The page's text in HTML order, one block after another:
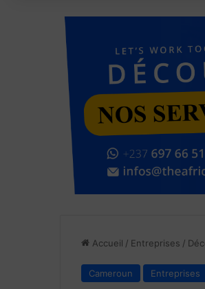
Accueil / Entreprises /
Cameroun Entreprises